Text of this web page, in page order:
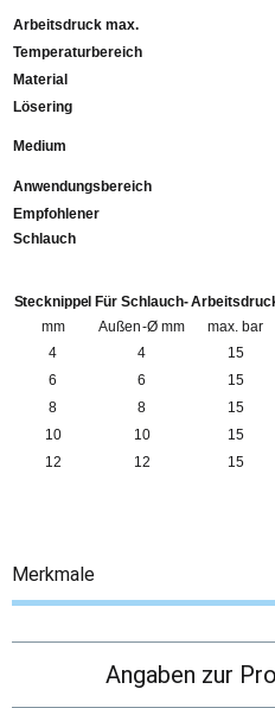
Arbeitsdruck max.
Temperaturbereich
Material
Lösering
Medium
Anwendungsbereich
Empfohlener
Schlauch
Stecknippel
mm
Für Schlauch-
Außen-Ø mm
max. bar
4
4 15
6
6 15
8
8 15
10
10 15
12
12 15
Merkmale
Angaben zur